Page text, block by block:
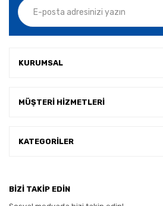
KURUMSAL
MÜŞTERİ HİZMETLERİ
KATEGORİLER
BİZİ TAKİP EDİN